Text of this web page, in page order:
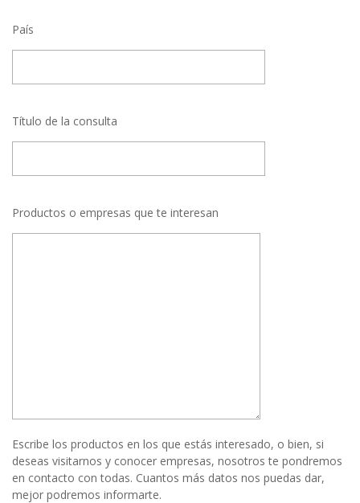
País
Título de la consulta
Productos o empresas que te interesan
Escribe los productos en los que estás interesado, o bien, si
deseas visitarnos y conocer empresas, nosotros te pondremos
en contacto con todas. Cuantos más datos nos puedas dar,
mejor podremos informarte.